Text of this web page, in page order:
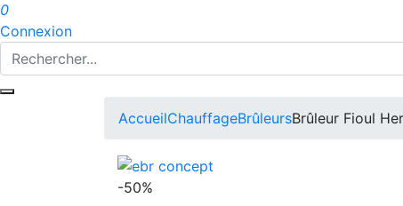
0
Connexion
AccueilChauffageBrûleursBrûleur Fioul
-50%